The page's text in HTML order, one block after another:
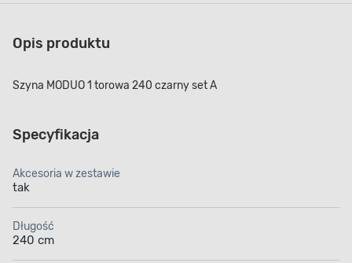
Opis produktu
Szyna MODUO 1 torowa 240 czarny set A
Specyfikacja
Akcesoria w zestawie
tak
Długość
240 cm